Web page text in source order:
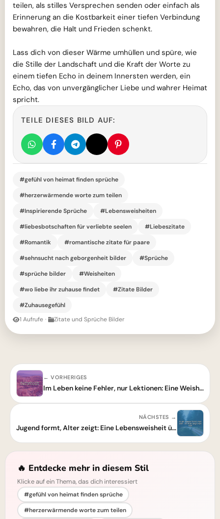
teilen, als stilles Versprechen senden oder einfach als
Erinnerung an die Kostbarkeit einer tiefen Verbindung
bewahren, die Halt und Frieden schenkt.
Lass dich von dieser Wärme umhüllen und spüre, wie
die Stille der Landschaft und die Kraft der Worte zu
einem tiefen Echo in deinem Innersten werden, ein
Echo, das von unvergänglicher Liebe und wahrer Heimat
spricht.
TEILE DIESES BILD AUF:
#gefühl von heimat finden sprüche
#herzerwärmende worte zum teilen
#Inspirierende Sprüche
#Lebensweisheiten
#liebesbotschaften für verliebte seelen
#Liebeszitate
#Romantik
#romantische zitate für paare
#sehnsucht nach geborgenheit bilder
#Sprüche
#sprüche bilder
#Weisheiten
#wo liebe ihr zuhause findet
#Zitate Bilder
#Zuhausegefühl
1 Aufrufe · Zitate und Sprüche Bilder
← VORHERIGES
Im Leben keine Fehler, nur Lektionen: Eine Weisheit, die dich stärkt!
NÄCHSTES →
Jugend formt, Alter zeigt: Eine Lebensweisheit über wahre Reife
🔥 Entdecke mehr in diesem Stil
Klicke auf ein Thema, das dich interessiert
#gefühl von heimat finden sprüche
#herzerwärmende worte zum teilen